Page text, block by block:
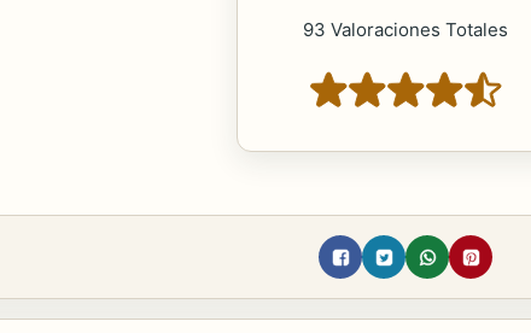
93 Valoraciones Totales